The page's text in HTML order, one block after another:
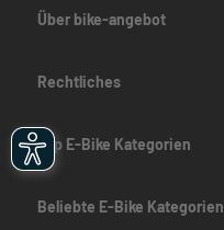
Über bike-angebot
Rechtliches
Top E-Bike Kategorien
Beliebte E-Bike Kategorien